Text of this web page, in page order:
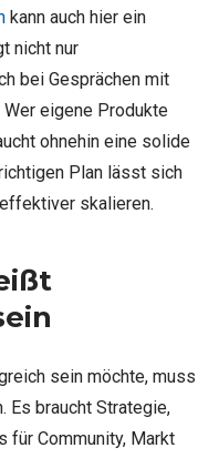
kann auch hier ein
nicht nur
bei Gesprächen mit
Wer eigene Produkte
ohnehin eine solide
Plan lässt sich
skalieren.
sein möchte, muss
Es braucht Strategie,
für Community, Markt